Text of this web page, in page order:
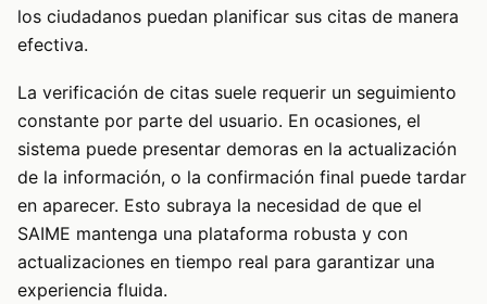
los ciudadanos puedan planificar sus citas de manera
efectiva.
La verificación de citas suele requerir un seguimiento
constante por parte del usuario. En ocasiones, el
sistema puede presentar demoras en la actualización
de la información, o la confirmación final puede tardar
en aparecer. Esto subraya la necesidad de que el
SAIME mantenga una plataforma robusta y con
actualizaciones en tiempo real para garantizar una
experiencia fluida.